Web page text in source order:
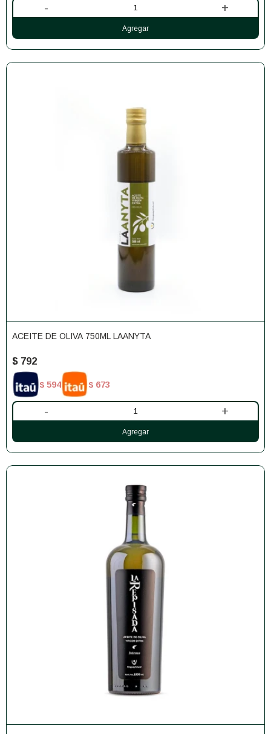
- +
ACEITE DE OLIVA 750ML LAANYTA
$ 792
$ 594 $ 673
- +